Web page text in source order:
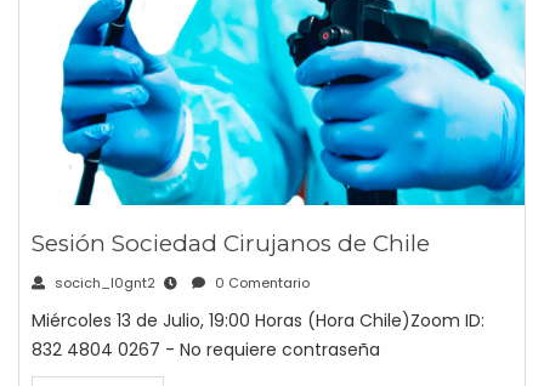
Sesión Sociedad Cirujanos de Chile
socich_l0gnt2 0 Comentario
Miércoles 13 de Julio, 19:00 Horas (Hora Chile)Zoom ID:
832 4804 0267 - No requiere contraseña